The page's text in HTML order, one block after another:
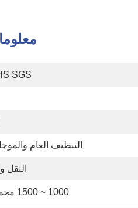
SGS
التنظيف العام
النقل
1000 ~ 1500 مجموعات في اليوم